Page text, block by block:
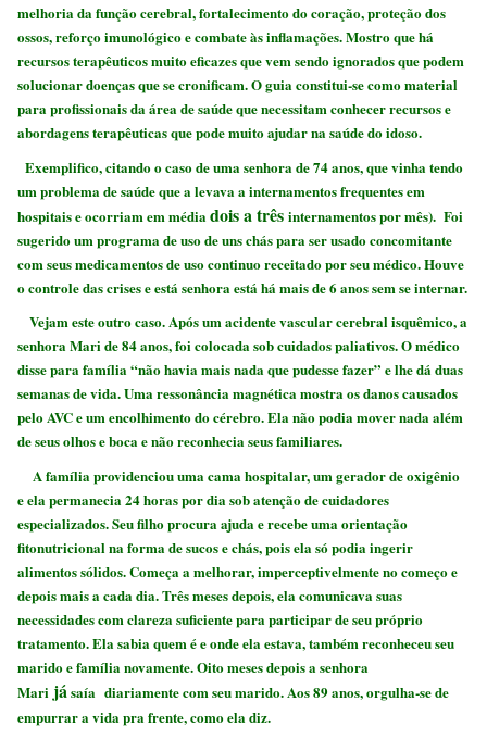
melhoria da função cerebral, fortalecimento do coração, proteção dos
ossos, reforço imunológico e combate às inflamações. Mostro que há
recursos terapêuticos muito eficazes que vem sendo ignorados que podem
solucionar doenças que se cronificam. O guia constitui-se como material
para profissionais da área de saúde que necessitam conhecer recursos e
abordagens terapêuticas que pode muito ajudar na saúde do idoso.
Exemplifico, citando o caso de uma senhora de 74 anos, que vinha tendo
um problema de saúde que a levava a internamentos frequentes em
hospitais e ocorriam em médiadois a três internamentos por mês). Foi
sugerido um programa de uso de uns chás para ser usado concomitante
com seus medicamentos de uso continuo receitado por seu médico. Houve
o controle das crises e está senhora está há mais de 6 anos sem se internar.
Vejam este outro caso. Após um acidente vascular cerebral isquêmico, a
senhora Mari de 84 anos, foi colocada sob cuidados paliativos. O médico
disse para família “não havia mais nada que pudesse fazer” e lhe dá duas
semanas de vida. Uma ressonância magnética mostra os danos causados
pelo AVC e um encolhimento do cérebro. Ela não podia mover nada além
de seus olhos e boca e não reconhecia seus familiares.
A família providenciou uma cama hospitalar, um gerador de oxigênio
e ela permanecia 24 horas por dia sob atenção de cuidadores
especializados. Seu filho procura ajuda e recebe uma orientação
fitonutricional ​​na forma de sucos e chás, pois ela só podia ingerir
alimentos sólidos. Começa a melhorar, imperceptivelmente no começo e
depois mais a cada dia. Três meses depois, ela comunicava suas
necessidades com clareza suficiente para participar de seu próprio
tratamento. Ela sabia quem é e onde ela estava, também reconheceu seu
marido e família novamente. Oito meses depois a senhora
Mari jásaía diariamente com seu marido. Aos 89 anos, orgulha-se de
empurrar a vida pra frente, como ela diz.